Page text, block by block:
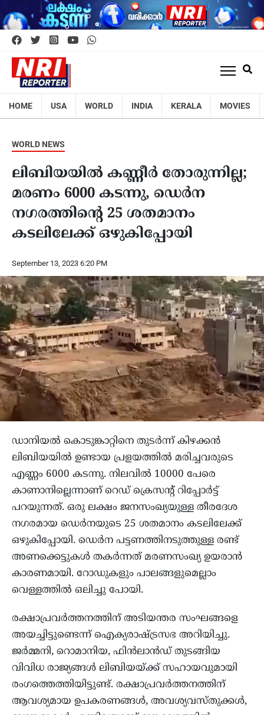
HOME USA WORLD INDIA KERALA MOVIES
WORLD NEWS
ലിബിയയിൽ കണ്ണീർ തോരുന്നില്ല;
മരണം 6000 കടന്നു, ഡെർന
നഗരത്തിന്റെ 25 ശതമാനം
കടലിലേക്ക് ഒഴുകിപ്പോയി
September 13, 2023 6:20 PM
ഡാനിയൽ കൊടുങ്കാറ്റിനെ തുടർന്ന് കിഴക്കൻ
ലിബിയയിൽ ഉണ്ടായ പ്രളയത്തിൽ മരിച്ചവരുടെ
എണ്ണം 6000 കടന്നു. നിലവിൽ 10000 പേരെ
കാണാനില്ലെന്നാണ് റെഡ് ക്രെസന്‍റ് റിപ്പോർട്ട്
പറയുന്നത്. ഒരു ലക്ഷം ജനസംഖ്യയുള്ള തീരദേശ
നഗരമായ ഡെർനയുടെ 25 ശതമാനം കടലിലേക്ക്
ഒഴുകിപ്പോയി. ഡെർന പട്ടണത്തിനടുത്തുള്ള രണ്ട്
അണക്കെട്ടുകൾ തകർന്നത് മരണസംഖ്യ ഉയരാൻ
കാരണമായി. റോഡുകളും പാലങ്ങളുമെല്ലാം
വെള്ളത്തിൽ ഒലിച്ചു പോയി.
രക്ഷാപ്രവര്‍ത്തനത്തിന് അടിയന്തര സംഘങ്ങളെ
അയച്ചിട്ടുണ്ടെന്ന് ഐക്യരാഷ്ട്രസഭ അറിയിച്ചു.
ജർമ്മനി, റൊമാനിയ, ഫിൻലാൻഡ് തുടങ്ങിയ
വിവിധ രാജ്യങ്ങൾ ലിബിയയ്ക്ക് സഹായവുമായി
രംഗത്തെത്തിയിട്ടുണ്ട്. രക്ഷാപ്രവര്‍ത്തനത്തിന്
ആവശ്യമായ ഉപകരണങ്ങള്‍, അവശ്യവസ്തുക്കള്‍,